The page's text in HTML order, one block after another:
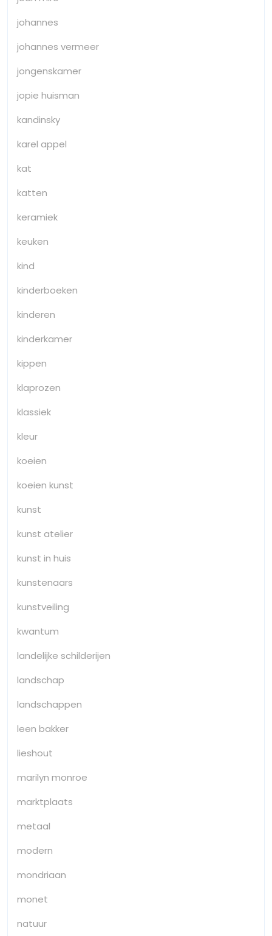
johannes
johannes vermeer
jongenskamer
jopie huisman
kandinsky
karel appel
kat
katten
keramiek
keuken
kind
kinderboeken
kinderen
kinderkamer
kippen
klaprozen
klassiek
kleur
koeien
koeien kunst
kunst
kunst atelier
kunst in huis
kunstenaars
kunstveiling
kwantum
landelijke schilderijen
landschap
landschappen
leen bakker
lieshout
marilyn monroe
marktplaats
metaal
modern
mondriaan
monet
natuur